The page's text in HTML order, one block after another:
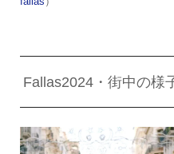
Fallas2024・街中の様